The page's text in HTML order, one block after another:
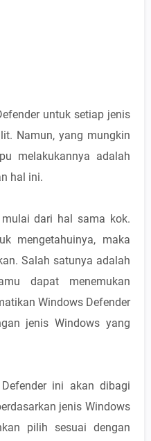
untuk setiap jenis
Namun, yang mungkin
melakukannya adalah
hal ini.
dari hal sama kok.
mengetahuinya, maka
Salah satunya adalah
dapat menemukan
Windows Defender
jenis Windows yang
ini akan dibagi
jenis Windows
pilih sesuai dengan